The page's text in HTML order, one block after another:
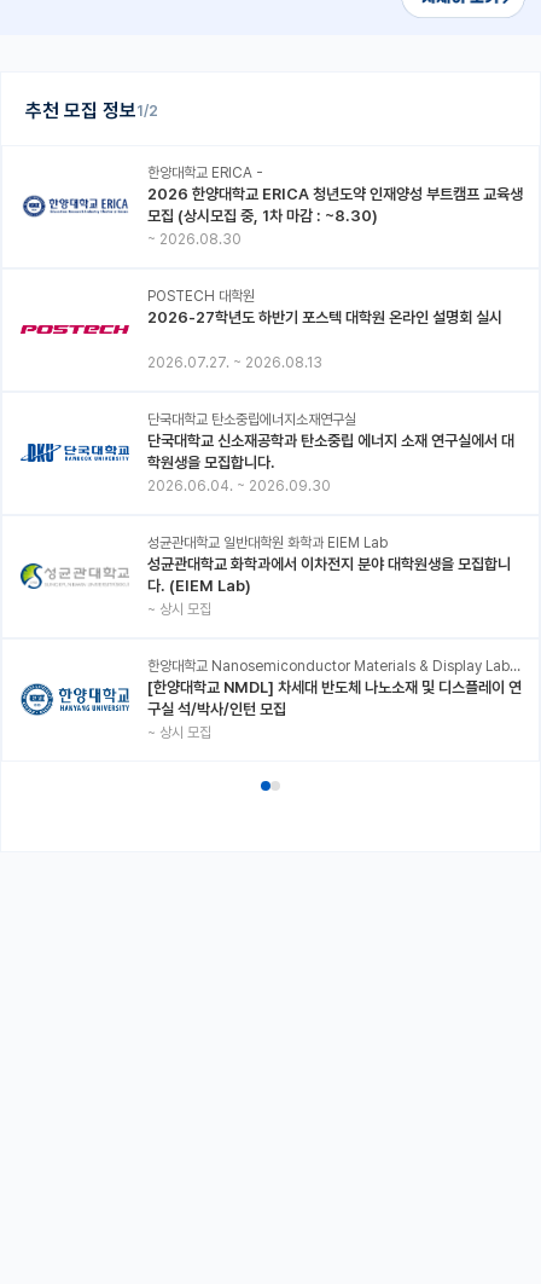
추천 모집 정보1/2
한양대학교 ERICA -
2026 한양대학교 ERICA 청년도약 인재양성 부트캠프 교육생
모집 (상시모집 중, 1차 마감 : ~8.30)
~ 2026.08.30
POSTECH 대학원
2026-27학년도 하반기 포스텍 대학원 온라인 설명회 실시
2026.07.27. ~ 2026.08.13
단국대학교 탄소중립에너지소재연구실
단국대학교 신소재공학과 탄소중립 에너지 소재 연구실에서 대
학원생을 모집합니다.
2026.06.04. ~ 2026.09.30
성균관대학교 일반대학원 화학과 EIEM Lab
성균관대학교 화학과에서 이차전지 분야 대학원생을 모집합니
다. (EIEM Lab)
~ 상시 모집
한양대학교 Nanosemiconductor Materials & Display Laboratory
[한양대학교 NMDL] 차세대 반도체 나노소재 및 디스플레이 연
구실 석/박사/인턴 모집
~ 상시 모집